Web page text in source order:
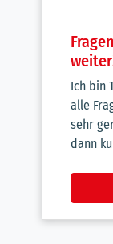
Ich bin
alle
sehr
dann